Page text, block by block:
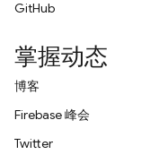
GitHub
掌握动态
博客
Firebase 峰会
Twitter